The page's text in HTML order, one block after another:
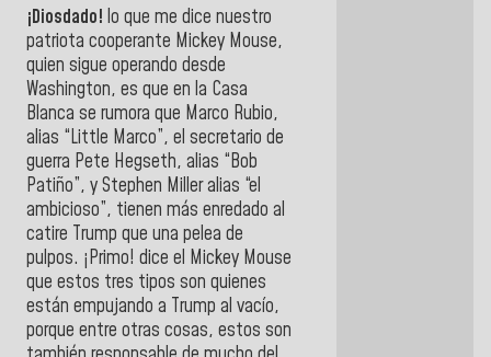
¡Diosdado! lo que me dice nuestro
patriota cooperante Mickey Mouse,
quien sigue operando desde
Washington, es que en la Casa
Blanca se rumora que Marco Rubio,
alias “Little Marco”, el secretario de
guerra Pete Hegseth, alias “Bob
Patiño”, y Stephen Miller alias “el
ambicioso”, tienen más enredado al
catire Trump que una pelea de
pulpos. ¡Primo! dice el Mickey Mouse
que estos tres tipos son quienes
están empujando a Trump al vacío,
porque entre otras cosas, estos son